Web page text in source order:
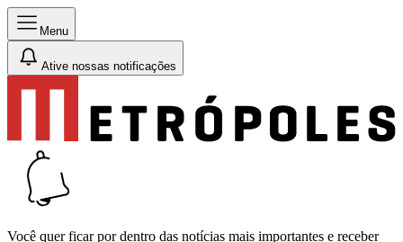
Menu
Ative nossas notificações
Você quer ficar por dentro das notícias mais importantes e receber